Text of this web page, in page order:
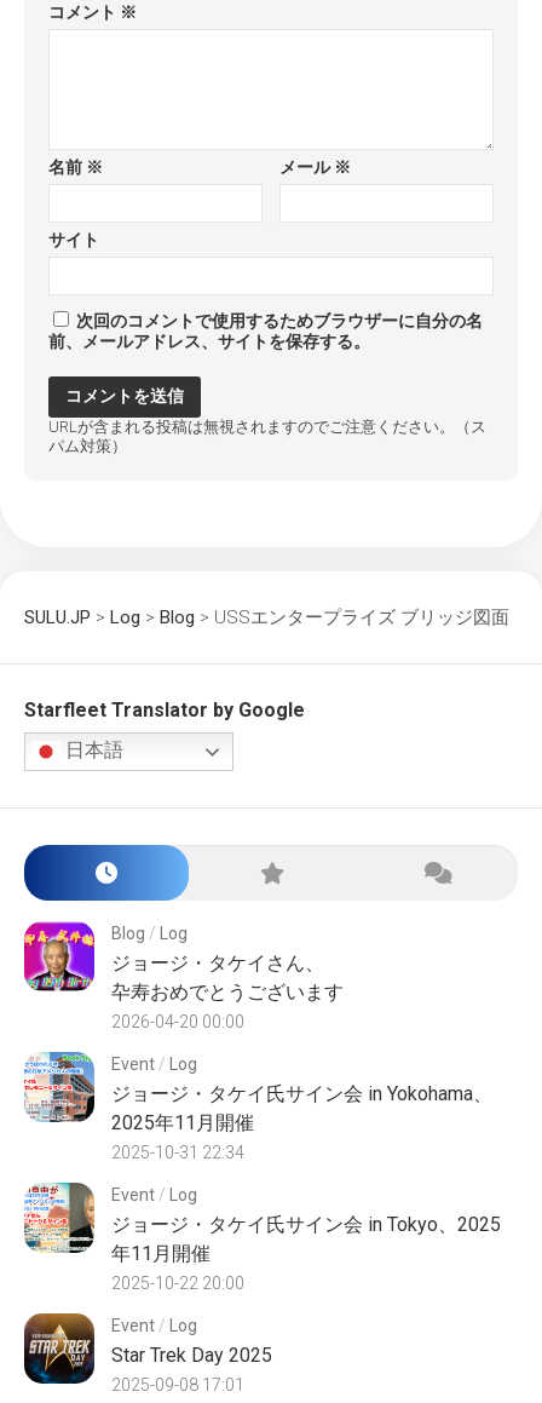
コメント ※
名前 ※ メール ※
サイト
次回のコメントで使用するためブラウザーに自分の名
前、メールアドレス、サイトを保存する。
URLが含まれる投稿は無視されますのでご注意ください。（ス
パム対策）
SULU.JP > Log > Blog > USSエンタープライズ ブリッジ図面
Starfleet Translator by Google
日本語
Blog / Log
ジョージ・タケイさん、
卆寿おめでとうございます
2026-04-20 00:00
Event / Log
ジョージ・タケイ氏サイン会 in Yokohama、
2025年11月開催
2025-10-31 22:34
Event / Log
ジョージ・タケイ氏サイン会 in Tokyo、2025
年11月開催
2025-10-22 20:00
Event / Log
Star Trek Day 2025
2025-09-08 17:01